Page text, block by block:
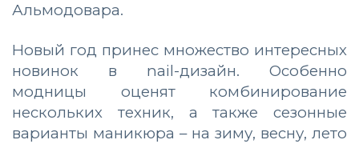
Альмодовара.
Новый год принес множество интересных
новинок в nail-дизайн. Особенно
модницы оценят комбинирование
нескольких техник, а также сезонные
варианты маникюра – на зиму, весну, лето